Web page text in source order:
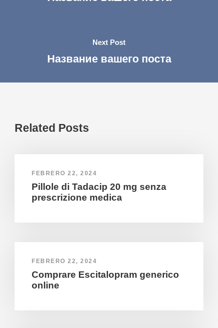
Next Post
Название вашего поста
Related Posts
FEBRERO 22, 2024
Pillole di Tadacip 20 mg senza
prescrizione medica
FEBRERO 22, 2024
Comprare Escitalopram generico
online